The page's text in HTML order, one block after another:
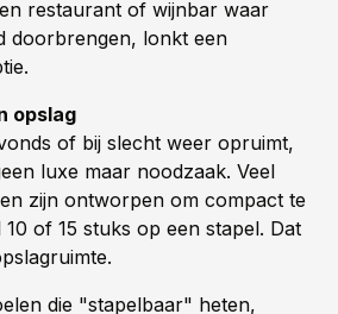
restaurant of wijnbar waar
doorbrengen, lonkt een
opslag
of bij slecht weer opruimt,
luxe maar noodzaak. Veel
zijn ontworpen om compact te
of 15 stuks op een stapel. Dat
die "stapelbaar" heten,